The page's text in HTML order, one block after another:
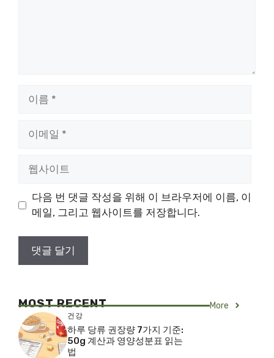
트
다음 번 댓글 작성을 위해 이 브라우저에 이름, 이
메일, 그리고 웹사이트를 저장합니다.
MOST RECENT More
건강
하루 당류 권장량 7가지 기준:
50g 계산과 영양성분표 읽는
법